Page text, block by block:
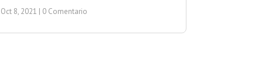
Oct 8, 2021 | 0 Comentario